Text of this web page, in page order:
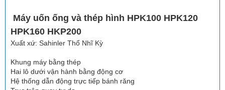
Máy uốn ống và thép hình HPK100 HPK120
HPK160 HKP200
Xuất xứ: Sahinler Thổ Nhĩ Kỳ
Khung máy bằng thép
Hai lô dưới vận hành bằng động cơ
Hệ thống dẫn động trực tiếp bánh răng